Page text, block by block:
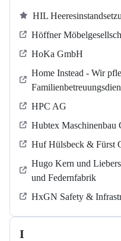
HIL
Höffner
HoKa GmbH
Home Instead - Wir
HPC AG
Hubtex
Huf Hülsbeck & Fürst
Hugo Kern und
und Federnfabrik
HxGN Safety &
I